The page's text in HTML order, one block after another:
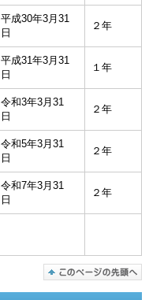
平成30年3月31
日
２年
平成31年3月31
日
１年
令和3年3月31
日
２年
令和5年3月31
日
２年
令和7年3月31
日
２年